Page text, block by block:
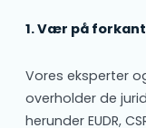
1. Vær på
Vores eksperter
overholder de
herunder EUDR,